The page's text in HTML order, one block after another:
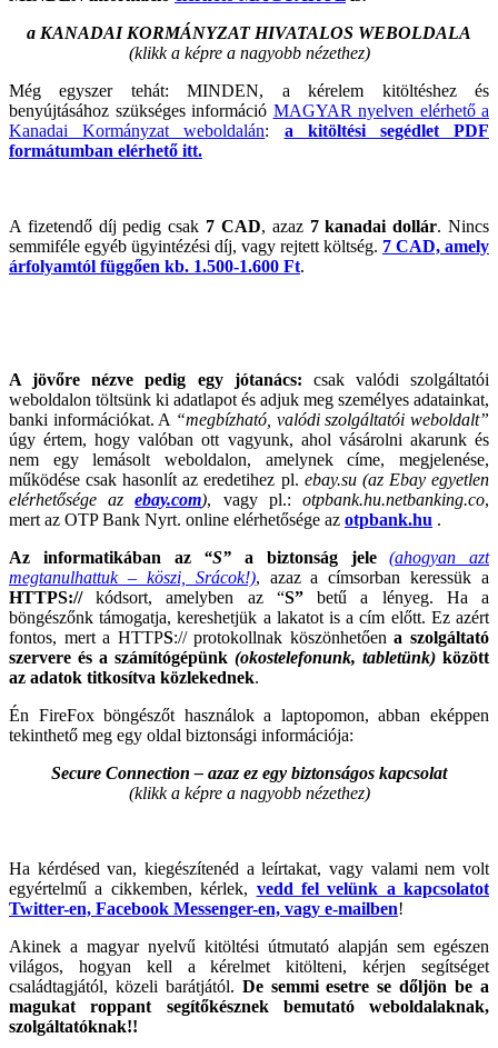
a KANADAI KORMÁNYZAT HIVATALOS WEBOLDALA
(klikk a képre a nagyobb nézethez)
Még egyszer tehát: MINDEN, a kérelem kitöltéshez és
benyújtásához szükséges információ MAGYAR nyelven elérhető a
Kanadai Kormányzat weboldalán: a kitöltési segédlet PDF
formátumban elérhető itt.
A fizetendő díj pedig csak 7 CAD, azaz 7 kanadai dollár. Nincs
semmiféle egyéb ügyintézési díj, vagy rejtett költség. 7 CAD, amely
árfolyamtól függően kb. 1.500-1.600 Ft.
A jövőre nézve pedig egy jótanács: csak valódi szolgáltatói
weboldalon töltsünk ki adatlapot és adjuk meg személyes adatainkat,
banki információkat. A “megbízható, valódi szolgáltatói weboldalt”
úgy értem, hogy valóban ott vagyunk, ahol vásárolni akarunk és
nem egy lemásolt weboldalon, amelynek címe, megjelenése,
működése csak hasonlít az eredetihez pl. ebay.su (az Ebay egyetlen
elérhetősége azebay.com), vagy pl.:otpbank.hu.netbanking.co,
mert az OTP Bank Nyrt. online elérhetősége az otpbank.hu .
Az informatikában az “S” a biztonság jele
(ahogyan azt
megtanulhattuk – köszi, Srácok!), azaz a címsorban keressük a
HTTPS://kódsort, amelyben az “S”betű a lényeg. Ha a
böngészőnk támogatja, kereshetjük a lakatot is a cím előtt. Ez azért
fontos, mert a HTTPS:// protokollnak köszönhetőena szolgáltató
szervere és a számítógépünk (okostelefonunk, tabletünk) között
az adatok titkosítva közlekednek.
Én FireFox böngészőt használok a laptopomon, abban eképpen
tekinthető meg egy oldal biztonsági információja:
Secure Connection – azaz ez egy biztonságos kapcsolat
(klikk a képre a nagyobb nézethez)
Ha kérdésed van, kiegészítenéd a leírtakat, vagy valami nem volt
egyértelmű a cikkemben, kérlek, vedd fel velünk a kapcsolatot
Twitter-en, Facebook Messenger-en, vagy e-mailben!
Akinek a magyar nyelvű kitöltési útmutató alapján sem egészen
világos, hogyan kell a kérelmet kitölteni, kérjen segítséget
családtagjától, közeli barátjától. De semmi esetre se dőljön be a
magukat roppant segítőkésznek bemutató weboldalaknak,
szolgáltatóknak!!